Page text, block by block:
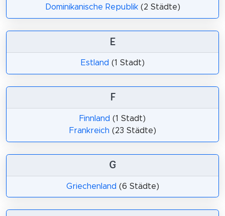
Dominikanische Republik(2 Städte)
E
Estland (1 Stadt)
F
Finnland (1 Stadt)
Frankreich (23 Städte)
G
Griechenland (6 Städte)